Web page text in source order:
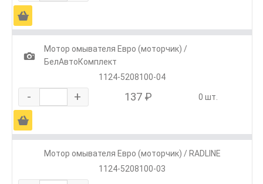
Ä
1
Мотор омывателя Евро (моторчик) /
БелАвтоКомплект
1124-5208100-04
- + 137 ₽ 0 шт.
Ä
Мотор омывателя Евро (моторчик) / RADLINE
1124-5208100-03